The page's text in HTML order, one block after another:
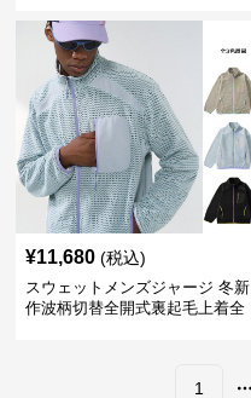
¥11,680 (税込)
スウェットメンズジャージ 冬新
作波柄切替全開式裏起毛上着全
1